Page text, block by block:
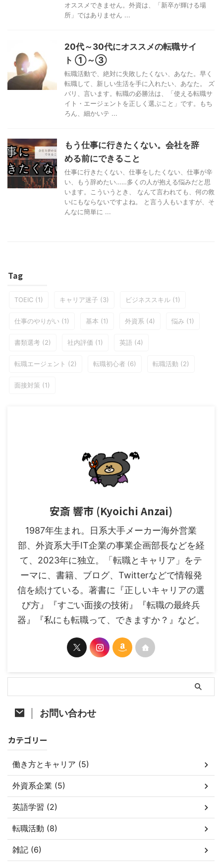
オススメできません。外資は、「新卒が輝ける場
所」ではありません ...
20代～30代にオススメの転職サイ
ト ①～③
転職活動で、絶対に失敗したくない、あなた。早く
転職して、新しい生活を手に入れたい、あなた。 ズ
バリ、言います。転職の必勝法は、「使える転職サ
イト・エージェントを正しく選ぶこと」です。もち
ろん、細かいテ ...
もう仕事に行きたくない。会社を辞
める前にできること
仕事に行きたくない、仕事をしたくない、仕事が辛
い、もう辞めたい……多くの人が抱える悩みだと思
います。こういうとき、 なんて言われても、何の救
いにもならないですよね。 と言う人もいますが、そ
んなに簡単に ...
Tag
TOEIC (1) キャリア迷子 (3) ビジネススキル (1)
仕事のやりがい (1) 基本 (1) 外資系 (4) 悩み (1)
書類選考 (2) 社内評価 (1) 英語 (4)
転職エージェント (2) 転職初心者 (6) 転職活動 (2)
面接対策 (1)
安斎 響市 (Kyoichi Anzai)
1987年生まれ。日系大手メーカー海外営業
部、外資系大手IT企業の事業企画部長などを経
て、2023年に独立。「転職とキャリア」をテ
ーマに、書籍、ブログ、Twitterなどで情報発
信を続けている。著書に『正しいキャリアの選
び方』『すごい面接の技術』『転職の最終兵
器』『私にも転職って、できますか？』など。
お問い合わせ
カテゴリー
働き方とキャリア (5)
外資系企業 (5)
英語学習 (2)
転職活動 (8)
雑記 (6)